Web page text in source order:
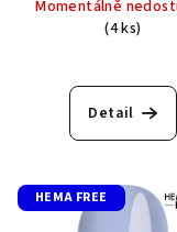
Momentálně
(4 ks)
Detail
HEMA FREE